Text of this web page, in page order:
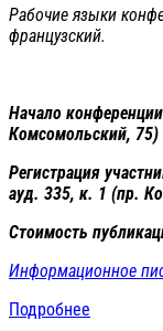
Рабочие языки
французский.
Начало
Комсомольский, 75)
Регистрация
ауд. 335, к. 1 (пр.
Стоимость
Информационное
Подробнее